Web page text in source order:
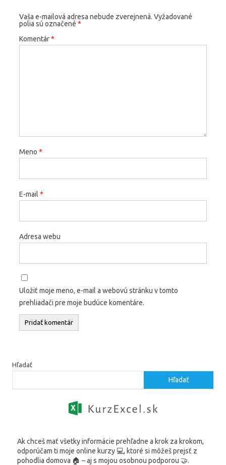
Vaša e-mailová adresa nebude zverejnená. Vyžadované
polia sú označené *
Komentár*
Meno *
E-mail *
Adresa webu
Uložiť moje meno, e-mail a webovú stránku v tomto
prehliadači pre moje budúce komentáre.
Hľadať
Hľadať
Ak chceš mať všetky informácie prehľadne a krok za krokom,
odporúčam ti moje online kurzy 💻, ktoré si môžeš prejsť z
pohodlia domova 🏠 – aj s mojou osobnou podporou 🤝.